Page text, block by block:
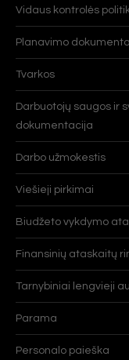
Vidaus kontrolės
Planavimo
Tvarkos
Darbuotojų saugos ir
dokumentacija
Darbo užmokestis
Viešieji pirkimai
Biudžeto vykdymo
Finansinių ataskaitų
Tarnybiniai lengvieji
Parama
Personalo paieška